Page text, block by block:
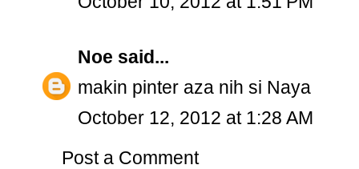
Noe said...
makin pinter aza nih si Naya
October 12, 2012 at 1:28 AM
Post a Comment